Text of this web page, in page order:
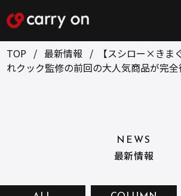
RECRUIT
TOP 最新情報
【スシロー×きま
れクック監修の前回の大人気商品が完
NEWS
最新情報